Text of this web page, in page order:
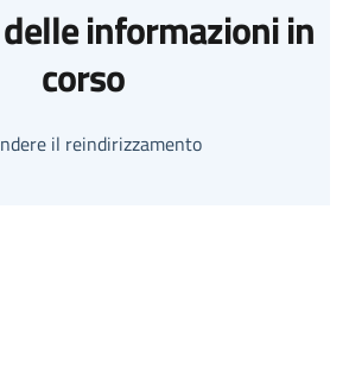
informazioni in
corso
il reindirizzamento